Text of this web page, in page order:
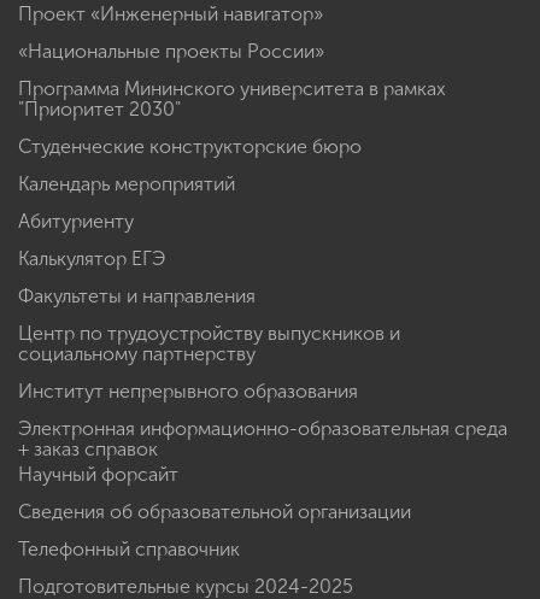
Проект «Инженерный навигатор»
«Национальные проекты России»
Программа Мининского университета в рамках
"Приоритет 2030"
Студенческие конструкторские бюро
Календарь мероприятий
Абитуриенту
Калькулятор ЕГЭ
Факультеты и направления
Центр по трудоустройству выпускников и
социальному партнерству
Институт непрерывного образования
Электронная информационно-образовательная среда
+ заказ справок
Научный форсайт
Сведения об образовательной организации
Телефонный справочник
Подготовительные курсы 2024-2025